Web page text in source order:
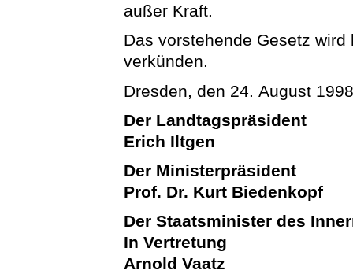
außer Kraft.
Das vorstehende Gesetz
verkünden.
Dresden, den 24. August
Der Landtagspräsident
Erich Iltgen
Der Ministerpräsident
Prof. Dr. Kurt Biedenkopf
Der Staatsminister des
In Vertretung
Arnold Vaatz